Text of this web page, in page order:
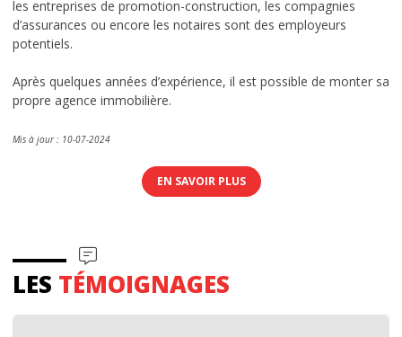
les entreprises de promotion-construction, les compagnies
d’assurances ou encore les notaires sont des employeurs
potentiels.
Après quelques années d’expérience, il est possible de monter sa
propre agence immobilière.
Mis à jour : 10-07-2024
EN SAVOIR PLUS
LES TÉMOIGNAGES